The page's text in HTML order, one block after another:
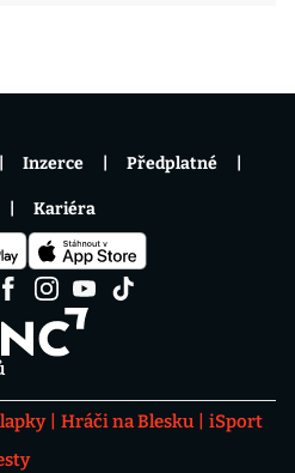
Hráči na Blesku
iSport
Inzerce Předplatné
Kariéra